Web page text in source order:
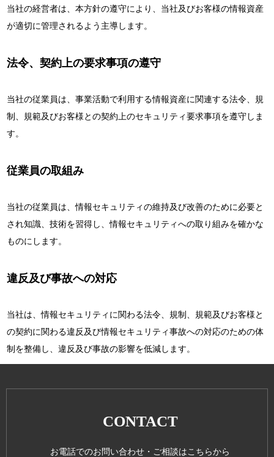
当社の経営者は、本方針の遵守により、当社及びお客様の情報資産
が適切に管理されるよう主導します。
法令、契約上の要求事項の遵守
当社の従業員は、事業活動で利用する情報資産に関連する法令、規
制、規範及びお客様との契約上のセキュリティ要求事項を遵守しま
す。
従業員の取組み
当社の従業員は、情報セキュリティの維持及び改善のために必要と
され知識、技術を習得し、情報セキュリティへの取り組みを確かな
ものにします。
違反及び事故への対応
当社は、情報セキュリティに関わる法令、規制、規範及びお客様と
の契約に関わる違反及び情報セキュリティ事故への対応のための体
制を整備し、違反及び事故の影響を低減します。
CONTACT
お電話でのお問い合わせ・ご相談はこちらから